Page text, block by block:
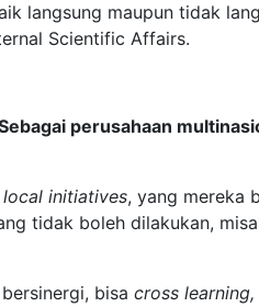
langsung maupun tidak
Scientific Affairs.
perusahaan
local initiatives, yang mereka
tidak boleh dilakukan,
bisa cross learning,